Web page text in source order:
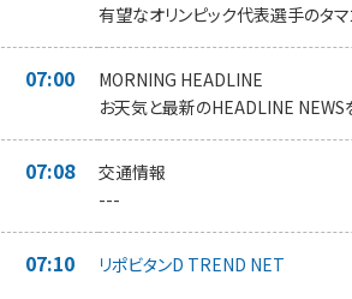
有望なオリンピック代表選手のタ
07:00
MORNING HEADLINE
お天気と最新のHEADLINE NEWS
07:08
交通情報
---
07:10 リポビタンD TREND NET